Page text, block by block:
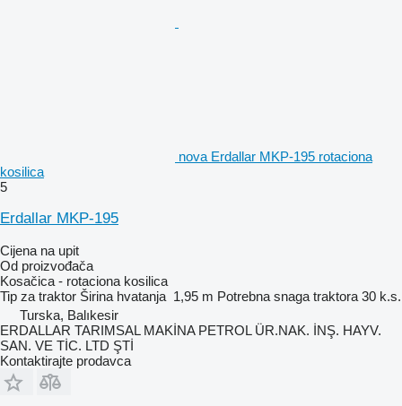
nova Erdallar MKP-195 rotaciona
kosilica
5
Erdallar MKP-195
Cijena na upit
Od proizvođača
Kosačica - rotaciona kosilica
Tip za traktor Širina hvatanja 1,95 m Potrebna snaga traktora 30 k.s.
Turska, Balıkesir
ERDALLAR TARIMSAL MAKİNA PETROL ÜR.NAK. İNŞ. HAYV.
SAN. VE TİC. LTD ŞTİ
Kontaktirajte prodavca